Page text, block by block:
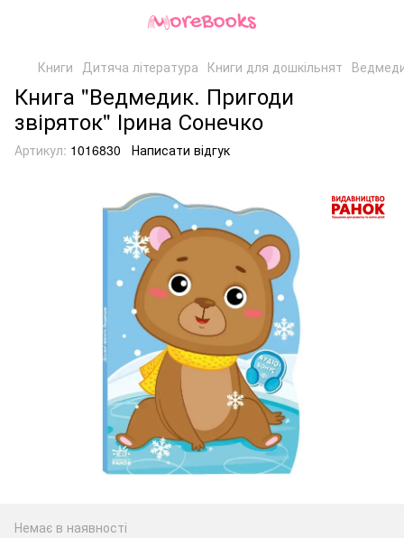
Книги Дитяча література Книги для дошкільнят
Книга "Ведмедик. Пригоди
звіряток" Ірина Сонечко
Артикул: 1016830 Написати відгук
Немає в наявності